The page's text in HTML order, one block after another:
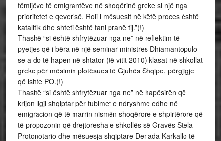
fëmijëve të emigrantëve në shoqërinë greke si një nga
prioritetet e qeverisë. Roli i mësuesit në këtë proces është
katalitik dhe shteti është tani pranë tij.”(!)
Thashë “si është shfrytëzuar nga ne” në reflektim të
pyetjes që i bëra në një seminar ministres Dhiamantopulo
se a do të hapen në shtator (të vitit 2010) klasat në shkollat
greke për mësimin plotësues të Gjuhës Shqipe, përgjigje
që ishte PO.(!)
Thashë “si është shfrytëzuar nga ne” në hapësirën që
krijon ligji shqiptar për tubimet e ndryshme edhe në
emigracion që të marrin nismën shoqërore e shpirtërore që
të propozonin që drejtoresha e shkollës së Gravës Stela
Protonotario dhe mësuesja shqiptare Denada Karkallo të